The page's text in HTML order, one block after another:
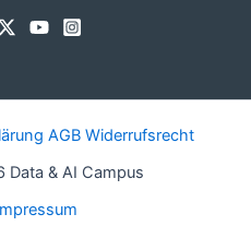
AGB Widerrufsrecht
& AI Campus